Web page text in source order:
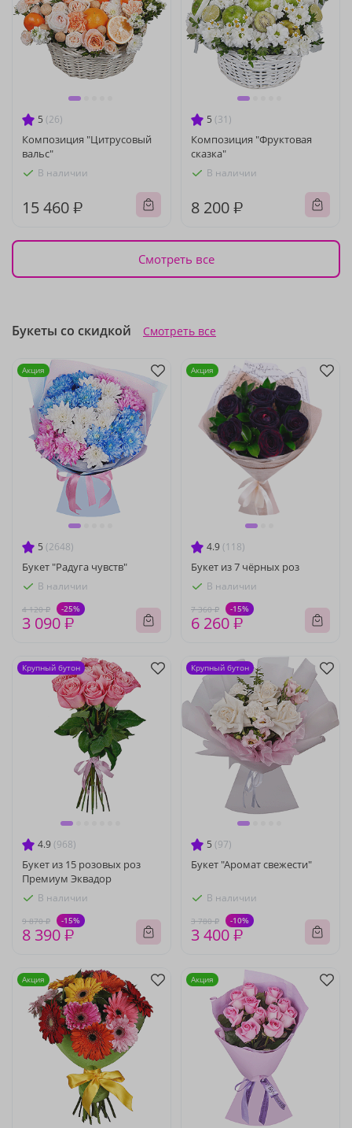
5 (26)
Композиция "Цитрусовый
вальс"
В наличии
15 460 ₽
5 (31)
Композиция "Фруктовая
сказка"
В наличии
8 200 ₽
Смотреть все
Букеты со скидкой Смотреть все
5 (2648)
Букет "Радуга чувств"
В наличии
4 120 ₽ -25%
3 090 ₽
Акция
4.9 (118)
Букет из 7 чёрных роз
В наличии
7 360 ₽ -15%
6 260 ₽
Акция
4.9 (968)
Букет из 15 розовых роз
Премиум Эквадор
В наличии
9 870 ₽ -15%
8 390 ₽
Крупный бутон
5 (97)
Букет "Аромат свежести"
В наличии
3 780 ₽ -10%
3 400 ₽
Крупный бутон
Акция Акция